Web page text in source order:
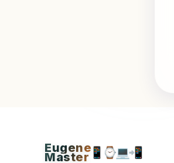
Eugene
Master📱 ⌚💻📲